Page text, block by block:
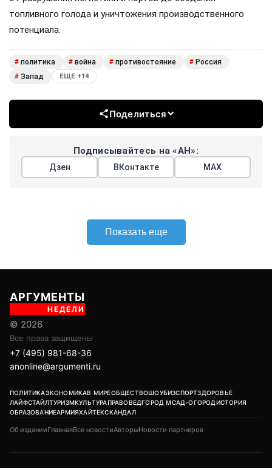
топливного голода и уничтожения производственного
потенциала.
# политика # война # противостояние # Россия
# Запад ЕЩЕ +14
Поделиться
Подписывайтесь на «АН»:
Дзен ВКонтакте МАХ
Показать еще
АРГУМЕНТЫ
НЕДЕЛИ
© 2026
Все права защищены
+7 (495) 981-68-36
anonline@argumenti.ru
ПОЛИТИКАЭКОНОМИКАВ МИРЕОБЩЕСТВОШОУБИЗСПОРТЗДОРОВЬЕ
ЛАЙФСТАЙЛТУРИЗМКУЛЬТУРАПРАВОВЕДГОРОД МСАД-ОГОРОДИСТОРИЯ
ОБРАЗОВАНИЕАРМИЯХАЙТЕКСКАНДАЛ
Об изданииГлавнаяВсе новостиАвторыНовости партнеров